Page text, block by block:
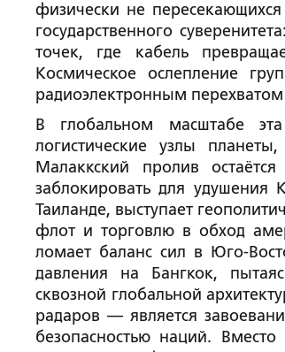
физически не
государственного
точек, где кабель
Космическое ослепление
радиоэлектронным перехватом
В глобальном масштабе эта
логистические узлы
Малаккский пролив
заблокировать для удушения
Таиланде, выступает
флот и торговлю в обход
ломает баланс сил в Юго-
давления на Бангкок,
сквозной глобальной
радаров — является
безопасностью наций.